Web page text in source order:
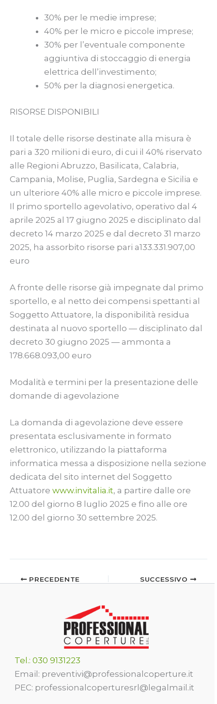
30% per le medie imprese;
40% per le micro e piccole imprese;
30% per l’eventuale componente
aggiuntiva di stoccaggio di energia
elettrica dell’investimento;
50% per la diagnosi energetica.
RISORSE DISPONIBILI
Il totale delle risorse destinate alla misura è
pari a 320 milioni di euro, di cui il 40% riservato
alle Regioni Abruzzo, Basilicata, Calabria,
Campania, Molise, Puglia, Sardegna e Sicilia e
un ulteriore 40% alle micro e piccole imprese.
Il primo sportello agevolativo, operativo dal 4
aprile 2025 al 17 giugno 2025 e disciplinato dal
decreto 14 marzo 2025 e dal decreto 31 marzo
2025, ha assorbito risorse pari a133.331.907,00
euro
A fronte delle risorse già impegnate dal primo
sportello, e al netto dei compensi spettanti al
Soggetto Attuatore, la disponibilità residua
destinata al nuovo sportello — disciplinato dal
decreto 30 giugno 2025 — ammonta a
178.668.093,00 euro
Modalità e termini per la presentazione delle
domande di agevolazione
La domanda di agevolazione deve essere
presentata esclusivamente in formato
elettronico, utilizzando la piattaforma
informatica messa a disposizione nella sezione
dedicata del sito internet del Soggetto
Attuatore www.invitalia.it, a partire dalle ore
12.00 del giorno 8 luglio 2025 e fino alle ore
12.00 del giorno 30 settembre 2025.
PRECEDENTE SUCCESSIVO
Tel.: 030 9131223
Email: preventivi@professionalcoperture.it
PEC: professionalcoperturesrl@legalmail.it